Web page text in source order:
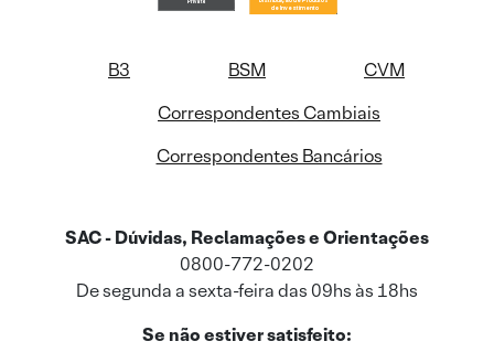
B3 BSM
CVM
Correspondentes Cambiais
Correspondentes Bancários
SAC - Dúvidas, Reclamações e Orientações
0800-772-0202
De segunda a sexta-feira das 09hs às 18hs
Se não estiver satisfeito: